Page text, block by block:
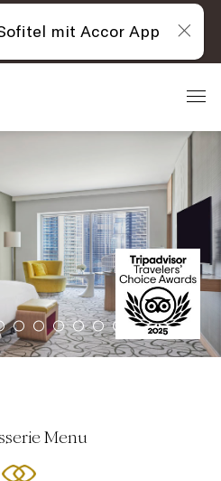
Menu
mit Accor App